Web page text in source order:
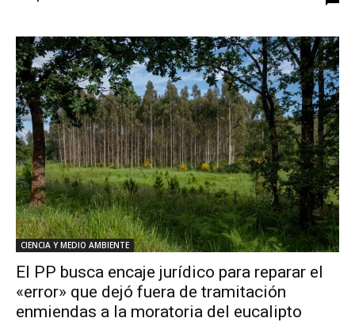
CIENCIA Y MEDIO AMBIENTE
El PP busca encaje jurídico para reparar el
«error» que dejó fuera de tramitación
enmiendas a la moratoria del eucalipto